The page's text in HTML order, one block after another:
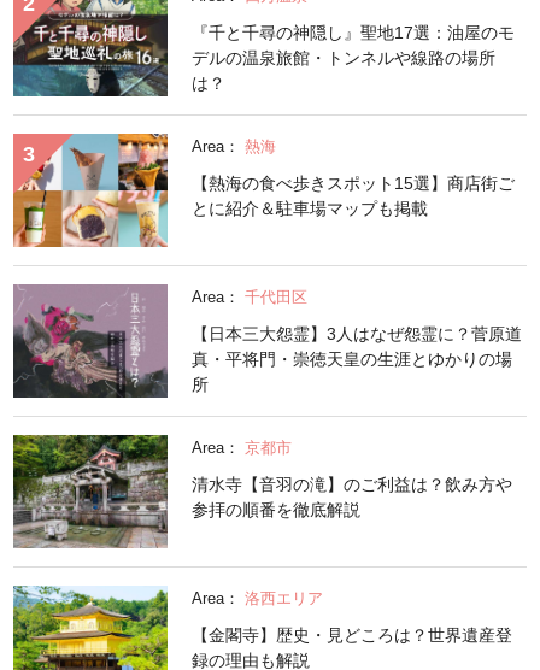
『千と千尋の神隠し』聖地17選：油屋のモ
デルの温泉旅館・トンネルや線路の場所
は？
Area： 熱海
【熱海の食べ歩きスポット15選】商店街ご
とに紹介＆駐車場マップも掲載
Area： 千代田区
【日本三大怨霊】3人はなぜ怨霊に？菅原道
真・平将門・崇徳天皇の生涯とゆかりの場
所
Area： 京都市
清水寺【音羽の滝】のご利益は？飲み方や
参拝の順番を徹底解説
Area： 洛西エリア
【金閣寺】歴史・見どころは？世界遺産登
録の理由も解説